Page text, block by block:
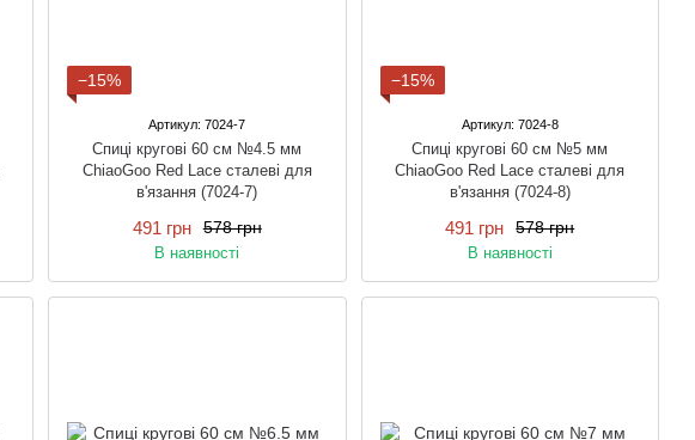
−15%
Артикул: 7024-7
Спиці кругові 60 см №4.5 мм
ChiaoGoo Red Lace сталеві для
в'язання (7024-7)
578 грн
491 грн
В наявності
−15%
Артикул: 7024-8
Спиці кругові 60 см №5 мм
ChiaoGoo Red Lace сталеві для
в'язання (7024-8)
578 грн
491 грн
В наявності